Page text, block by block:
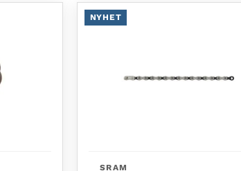
NYHET
SRAM